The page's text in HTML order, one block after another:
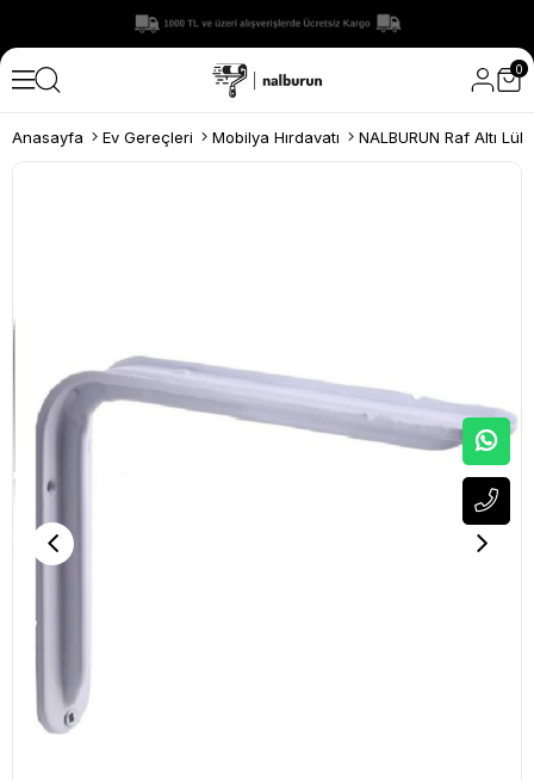
0
Anasayfa Ev Gereçleri Mobilya Hırdavatı NALBURUN Raf Altı